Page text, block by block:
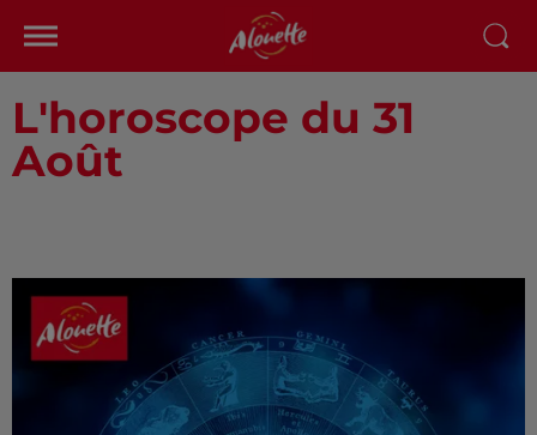
L'horoscope du 31
Août